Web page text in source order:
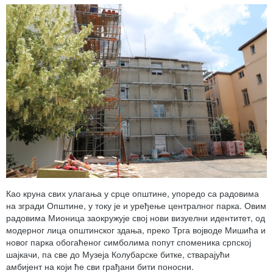
Као круна свих улагања у срце општине, упоредо са радовима
на згради Општине, у току је и уређење централног парка. Овим
радовима Мионица заокружује свој нови визуелни идентитет, од
модерног лица општинског здања, преко Трга војводе Мишића и
новог парка обогаћеног симболима попут споменика српској
шајкачи, па све до Музеја Колубарске битке, стварајући
амбијент на који ће сви грађани бити поносни.